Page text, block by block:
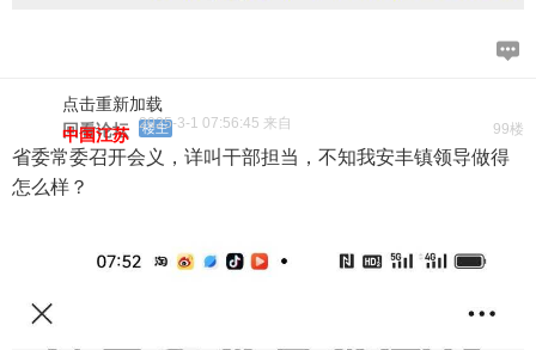
点击重新加载
99楼
回看论坛 楼主
2025-3-1 07:56:45 来自
中国江苏
省委常委召开会义，详叫干部担当，不知我安丰镇领导做得
怎么样？